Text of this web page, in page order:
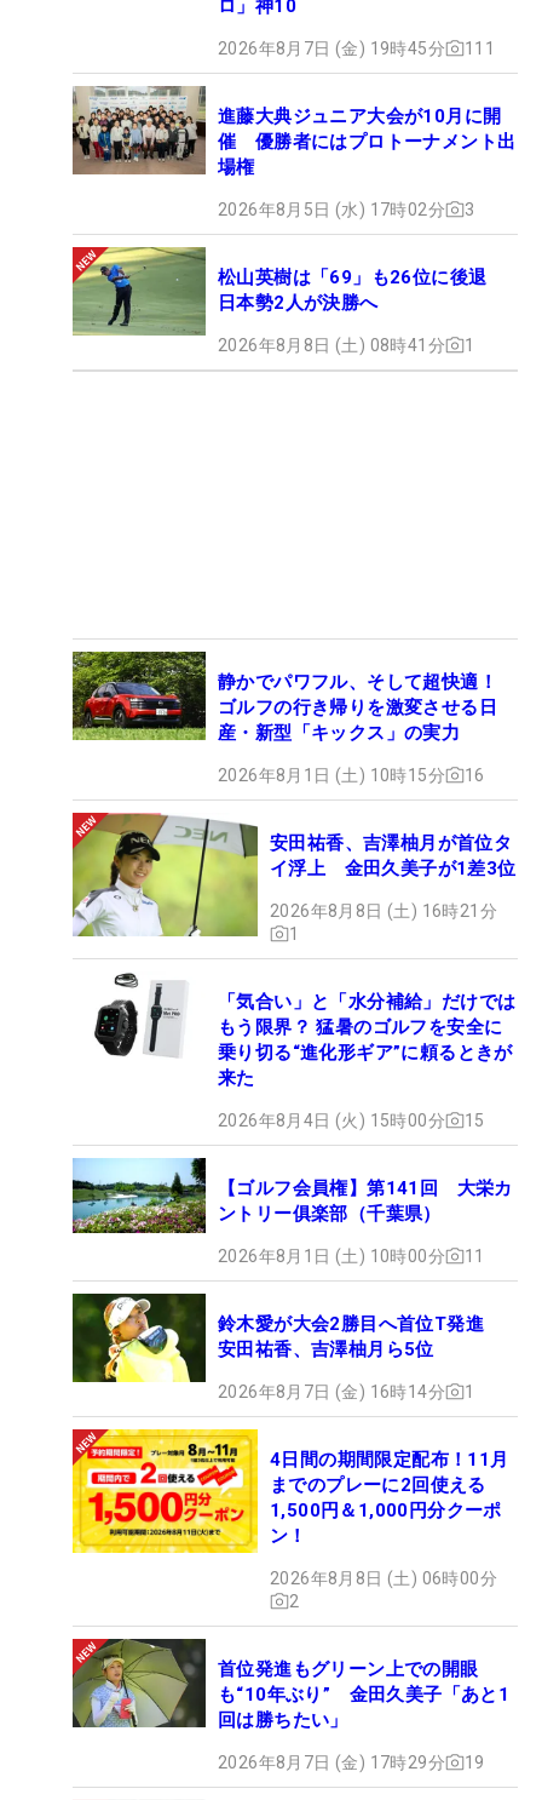
ロ」神10
2026年8月7日 (金) 19時45分 111
進藤大典ジュニア大会が10月に開
催 優勝者にはプロトーナメント出
場権
2026年8月5日 (水) 17時02分 3
松山英樹は「69」も26位に後退
日本勢2人が決勝へ
2026年8月8日 (土) 08時41分 1
静かでパワフル、そして超快適！
ゴルフの行き帰りを激変させる日
産・新型「キックス」の実力
2026年8月1日 (土) 10時15分 16
安田祐香、吉澤柚月が首位タ
イ浮上 金田久美子が1差3位
2026年8月8日 (土) 16時21分
1
「気合い」と「水分補給」だけでは
もう限界？ 猛暑のゴルフを安全に
乗り切る“進化形ギア”に頼るときが
来た
2026年8月4日 (火) 15時00分 15
【ゴルフ会員権】第141回 大栄カ
ントリー俱楽部（千葉県）
2026年8月1日 (土) 10時00分 11
鈴木愛が大会2勝目へ首位T発進
安田祐香、吉澤柚月ら5位
2026年8月7日 (金) 16時14分 1
4日間の期間限定配布！11月
までのプレーに2回使える
1,500円＆1,000円分クーポ
ン！
2026年8月8日 (土) 06時00分
2
首位発進もグリーン上での開眼
も“10年ぶり” 金田久美子「あと1
回は勝ちたい」
2026年8月7日 (金) 17時29分 19